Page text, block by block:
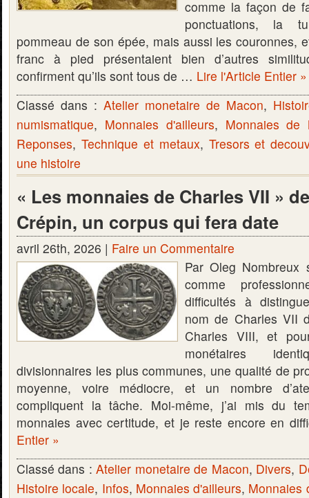
comme la façon de
ponctuations, la
pommeau de son épée, mais aussi les couronnes,
franc à pied présentaient bien d’autres
confirment qu’ils sont tous de … Lire l'Article Entier »
Classé dans : Atelier monetaire de Macon,
numismatique, Monnaies d'ailleurs, Monnaies de
Reponses, Technique et metaux, Tresors et
une histoire
« Les monnaies de Charles VII »
Crépin, un corpus qui fera date
avril 26th, 2026 | Faire un Commentaire
Par Oleg Nombreux
comme
difficultés à
nom de Charles VII
Charles VIII, et
monétaires
divisionnaires les plus communes, une qualité de
moyenne, voire médiocre, et un nombre
compliquent la tâche. Moi-même, j’ai mis du
monnaies avec certitude, et je reste encore en
Entier »
Classé dans :Atelier monetaire de Macon, Divers,
Histoire locale, Infos, Monnaies d'ailleurs, Monnaies